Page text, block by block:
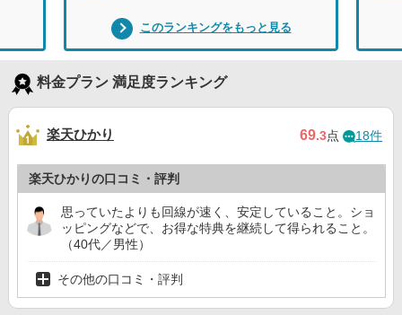
このランキングをもっと見る
料金プラン 満足度ランキング
楽天ひかり 69.3点 18件
楽天ひかりの口コミ・評判
思っていたよりも回線が速く、安定していること。ショ
ッピングなどで、お得な特典を継続して得られること。
（40代／男性）
その他の口コミ・評判